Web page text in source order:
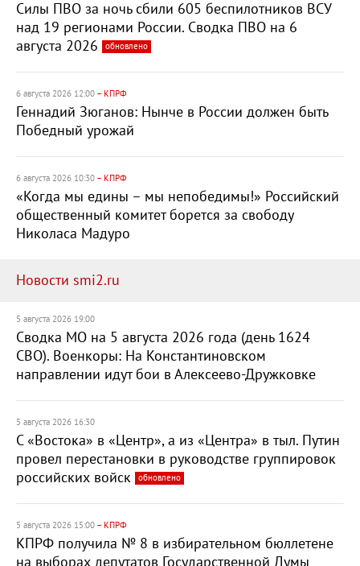
Силы ПВО за ночь сбили 605 беспилотников ВСУ
над 19 регионами России. Сводка ПВО на 6
августа 2026
обновлено
6 августа 2026 12:00 – КПРФ
Геннадий Зюганов: Нынче в России должен быть
Победный урожай
6 августа 2026 10:30 – КПРФ
«Когда мы едины – мы непобедимы!» Российский
общественный комитет борется за свободу
Николаса Мадуро
Новости smi2.ru
5 августа 2026 19:00
Сводка МО на 5 августа 2026 года (день 1624
СВО). Военкоры: На Константиновском
направлении идут бои в Алексеево-Дружковке
5 августа 2026 16:30
С «Востока» в «Центр», а из «Центра» в тыл. Путин
провел перестановки в руководстве группировок
российских войск
обновлено
5 августа 2026 15:00 – КПРФ
КПРФ получила № 8 в избирательном бюллетене
на выборах депутатов Государственной Думы